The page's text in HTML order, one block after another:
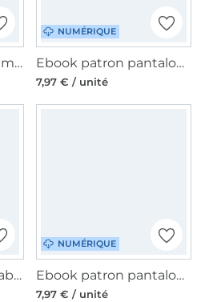
Patron pantalon femme pdf Mme Ada Studio, en français
NUMÉRIQUE
Ebook patron pantalon femme 'Palazzohose' Lillesol & Pelle, en allemand
7,97 € / unité
Ebook patron robe tablier femme ITO Sew Simple, en allemand
NUMÉRIQUE
Ebook patron pantalon femme Sinja Miou Miou, en allemand
7,97 € / unité